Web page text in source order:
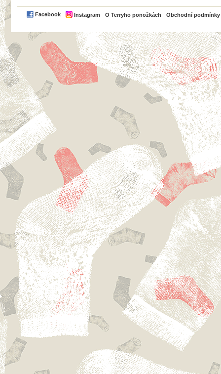
Facebook Instagram O Terryho ponožkách Obchodní podmínky
PayPal